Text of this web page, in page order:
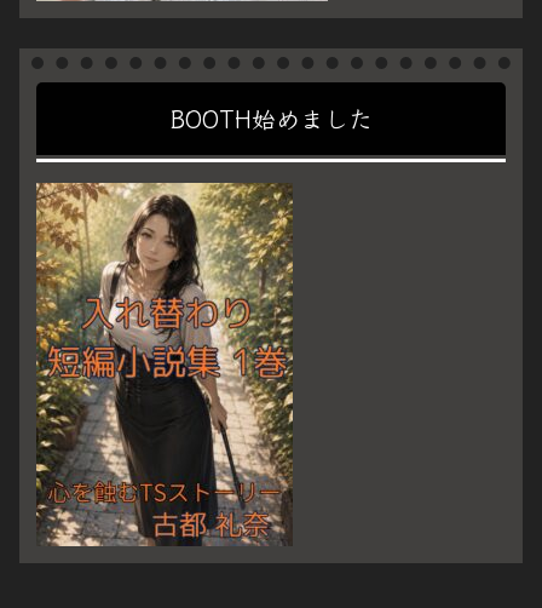
BOOTH始めました